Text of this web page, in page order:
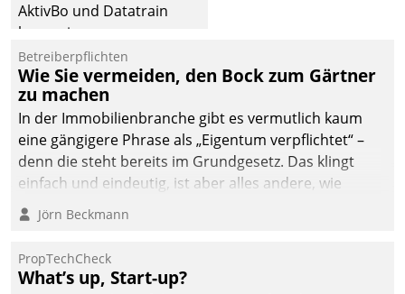
AktivBo und Datatrain
kooperieren –
Immobilienunternehmen
profitieren: Die nahtlose
Integration der Lösungen
von AktivBo und
Datatrain ermöglicht
automatisiert ausgelöste,
zielgerichtete
Mieterbefragungen – eine
starke Grundlage für
intelligente,
datengestützte
Betreiberpflichten
Wie Sie vermeiden, den Bock zum Gärtner
zu machen
In der Immobilienbranche gibt es vermutlich kaum
eine gängigere Phrase als „Eigentum verpflichtet“ –
denn die steht bereits im Grundgesetz. Das klingt
einfach und eindeutig, ist aber alles andere, wie
Branchenbeschäftigte wissen. Denn mit der
Verantwortung folgen Verpflichtungen.
Jörn Beckmann
PropTechCheck
What’s up, Start-up?